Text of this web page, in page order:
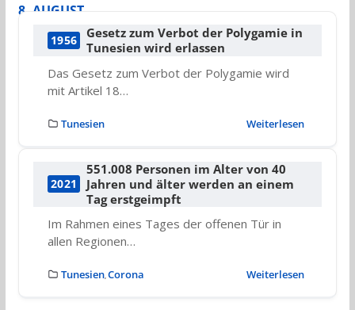
8. AUGUST
1956
Gesetz zum Verbot der Polygamie in
Tunesien wird erlassen
Das Gesetz zum Verbot der Polygamie wird
mit Artikel 18…
Tunesien Weiterlesen
2021
551.008 Personen im Alter von 40
Jahren und älter werden an einem
Tag erstgeimpft
Im Rahmen eines Tages der offenen Tür in
allen Regionen…
Tunesien, Corona Weiterlesen